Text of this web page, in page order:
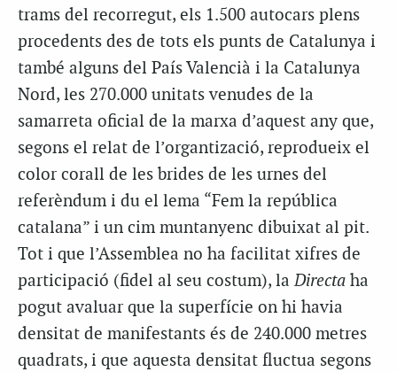
trams del recorregut, els 1.500 autocars plens
procedents des de tots els punts de Catalunya i
també alguns del País Valencià i la Catalunya
Nord, les 270.000 unitats venudes de la
samarreta oficial de la marxa d’aquest any que,
segons el relat de l’organtizació, reprodueix el
color corall de les brides de les urnes del
referèndum i du el lema “Fem la república
catalana” i un cim muntanyenc dibuixat al pit.
Tot i que l’Assemblea no ha facilitat xifres de
participació (fidel al seu costum), laDirecta ha
pogut avaluar que la superfície on hi havia
densitat de manifestants és de 240.000 metres
quadrats, i que aquesta densitat fluctua segons